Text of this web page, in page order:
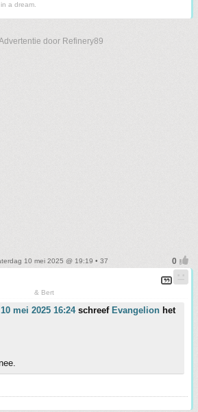
a dream.
door Refinery89
10 mei 2025 @ 19:19 • 37
& Bert
mei 2025 16:24schreef Evangelion het